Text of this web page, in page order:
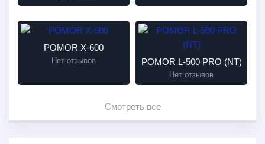
POMOR Х-600
Нет отзывов POMOR L-500 PRO (NT)
Нет отзывов
Смотреть все